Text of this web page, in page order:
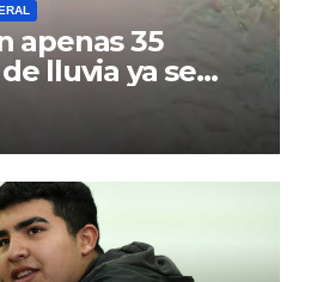
apenas 35
lluvia ya se